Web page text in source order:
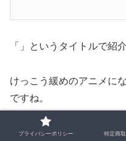
「」というタイトルで紹
けっこう緩めのアニメに
ですね。
2クールの放送は確実に
プライバシーポリシー 特定商